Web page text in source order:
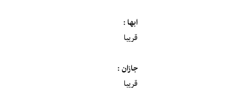
ابها :
قريبا
جازان :
قريبا